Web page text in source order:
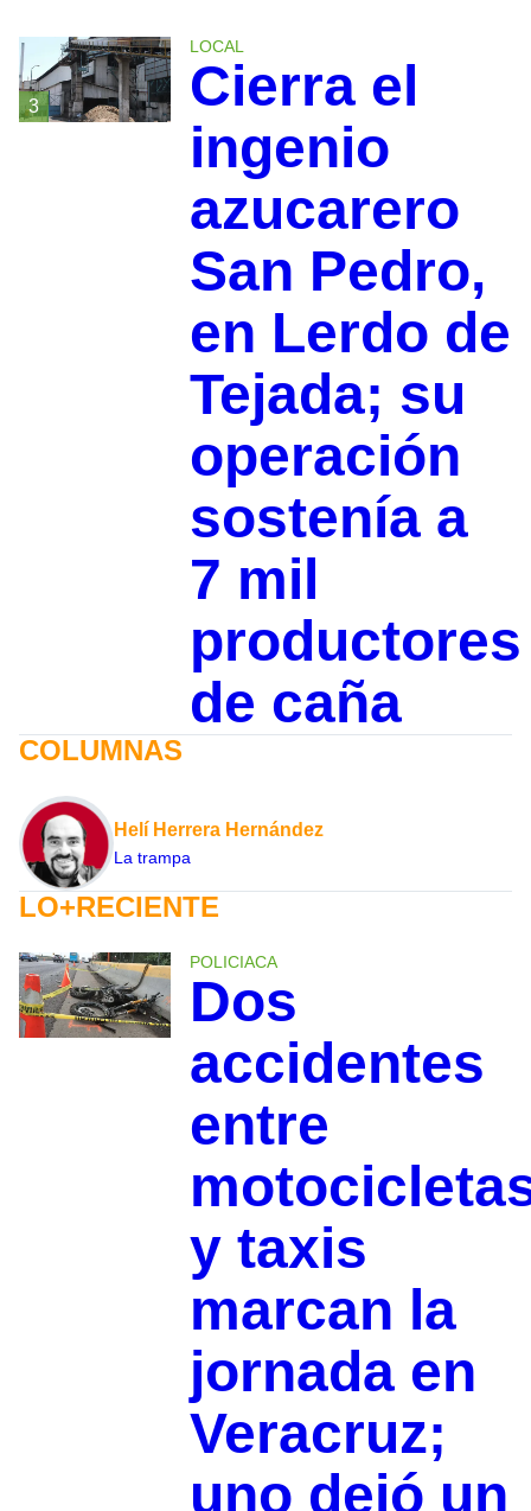
3
LOCAL
Cierra el
ingenio
azucarero
San Pedro,
en Lerdo de
Tejada; su
operación
sostenía a
7 mil
productores
de caña
COLUMNAS
Helí Herrera Hernández
La trampa
LO+RECIENTE
POLICIACA
Dos
accidentes
entre
y taxis
marcan la
jornada en
Veracruz;
uno dejó un